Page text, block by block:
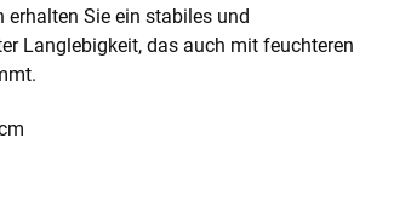
Sie ein stabiles und
Langlebigkeit, das auch mit feuchteren